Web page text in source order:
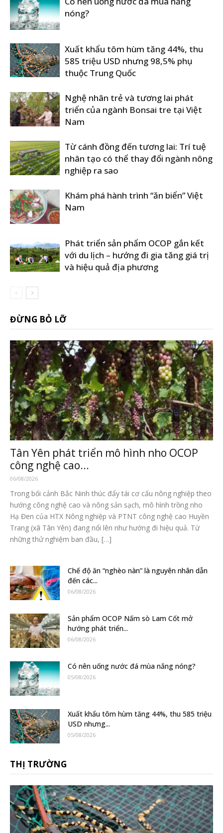
nóng?
Xuất khẩu tôm hùm tăng 44%, thu
585 triệu USD nhưng 98,5% phụ
thuộc Trung Quốc
Nghệ nhân trẻ và tương lai phát
triển của ngành Bonsai tre tại Việt
Nam
Từ cánh đồng đến tương lai: Trí tuệ
nhân tạo có thể thay đổi ngành nông
nghiệp ra sao
Khám phá hành trình “ăn biển” Việt
Nam
Phát triển sản phẩm OCOP gắn kết
với du lịch – hướng đi gia tăng giá trị
và hiệu quả địa phương
ĐỪNG BỎ LỠ
Tân Yên phát triển mô hình nho OCOP
công nghệ cao...
06/08/2026
Trong bối cảnh Bắc Ninh thúc đẩy tái cơ cấu nông nghiệp theo
hướng công nghệ cao và nông sản sạch, mô hình trồng nho
Hạ Đen của HTX Nông nghiệp và PTNT công nghệ cao Huyền
Trang (xã Tân Yên) đang nổi lên như hướng đi hiệu quả. Từ
những thử nghiệm ban đầu, […]
Chế độ ăn “nghèo nàn” là nguyên nhân dẫn
đến các...
06/08/2026
Sản phẩm OCOP Nấm sò Lam Cốt mở
hướng phát triển...
06/08/2026
Có nên uống nước đá mùa nắng nóng?
05/08/2026
Xuất khẩu tôm hùm tăng 44%, thu 585 triệu
USD nhưng...
05/08/2026
THỊ TRƯỜNG